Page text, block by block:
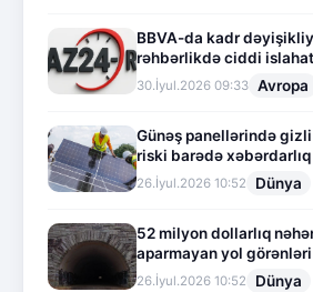
BBVA-da kadr
rəhbərlikdə ciddi
30.İyul.2026 09:33 Avropa
Günəş panellərində
riski barədə xəbərdarlıq
26.İyul.2026 10:52 Dünya
52 milyon dollarlıq
aparmayan yol
26.İyul.2026 10:52 Dünya